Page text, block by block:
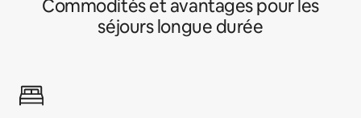
Commodités et avantages pour les
séjours longue durée